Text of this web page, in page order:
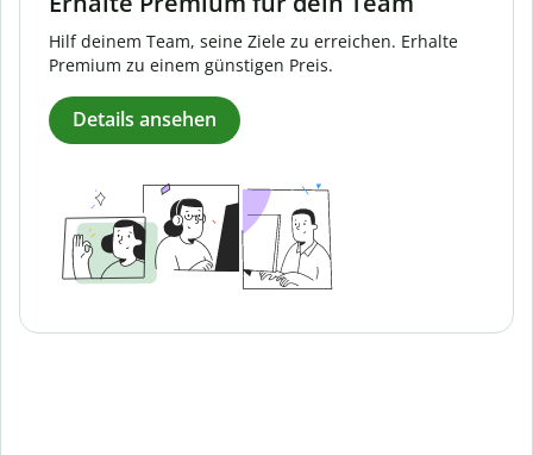
Hilf deinem Team, seine Ziele zu erreichen. Erhalte
Premium zu einem günstigen Preis.
Details ansehen